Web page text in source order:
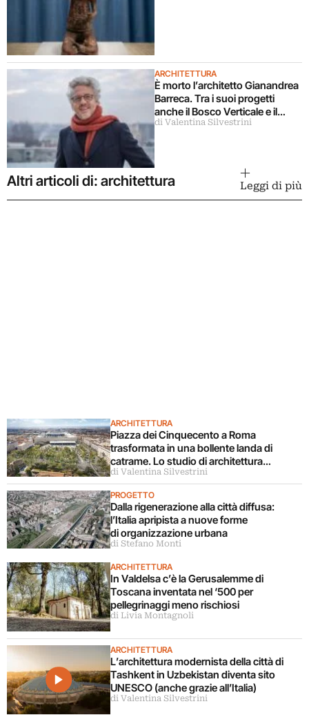
ARCHITETTURA
È morto l’architetto Gianandrea
Barreca. Tra i suoi progetti
anche il Bosco Verticale e il
futuro Policlinico di Milano
di Valentina Silvestrini
Altri articoli di: architettura Leggi di più
ARCHITETTURA
Piazza dei Cinquecento a Roma
trasformata in una bollente landa di
catrame. Lo studio di architettura
disconosce il progetto
di Valentina Silvestrini
PROGETTO
Dalla rigenerazione alla città diffusa:
l’Italia apripista a nuove forme
di organizzazione urbana
di Stefano Monti
ARCHITETTURA
In Valdelsa c’è la Gerusalemme di
Toscana inventata nel ‘500 per
pellegrinaggi meno rischiosi
di Livia Montagnoli
ARCHITETTURA
L’architettura modernista della città di
Tashkent in Uzbekistan diventa sito
UNESCO (anche grazie all’Italia)
di Valentina Silvestrini